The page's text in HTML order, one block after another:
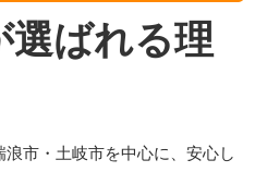
選ばれる理
市・土岐市を中心に、安心し